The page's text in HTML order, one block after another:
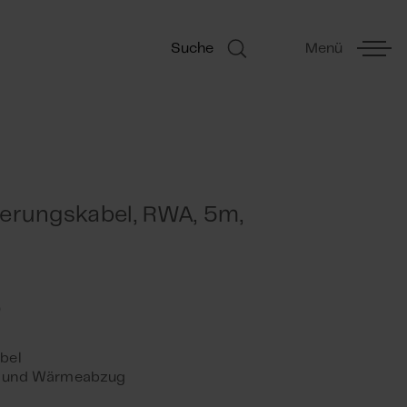
Suche Menü
RWA, 5m,
Wärmeabzug